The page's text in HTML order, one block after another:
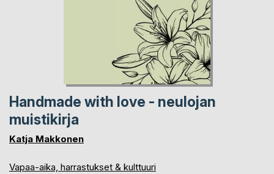
Handmade with love - neulojan
muistikirja
Katja Makkonen
Vapaa-aika, harrastukset & kulttuuri